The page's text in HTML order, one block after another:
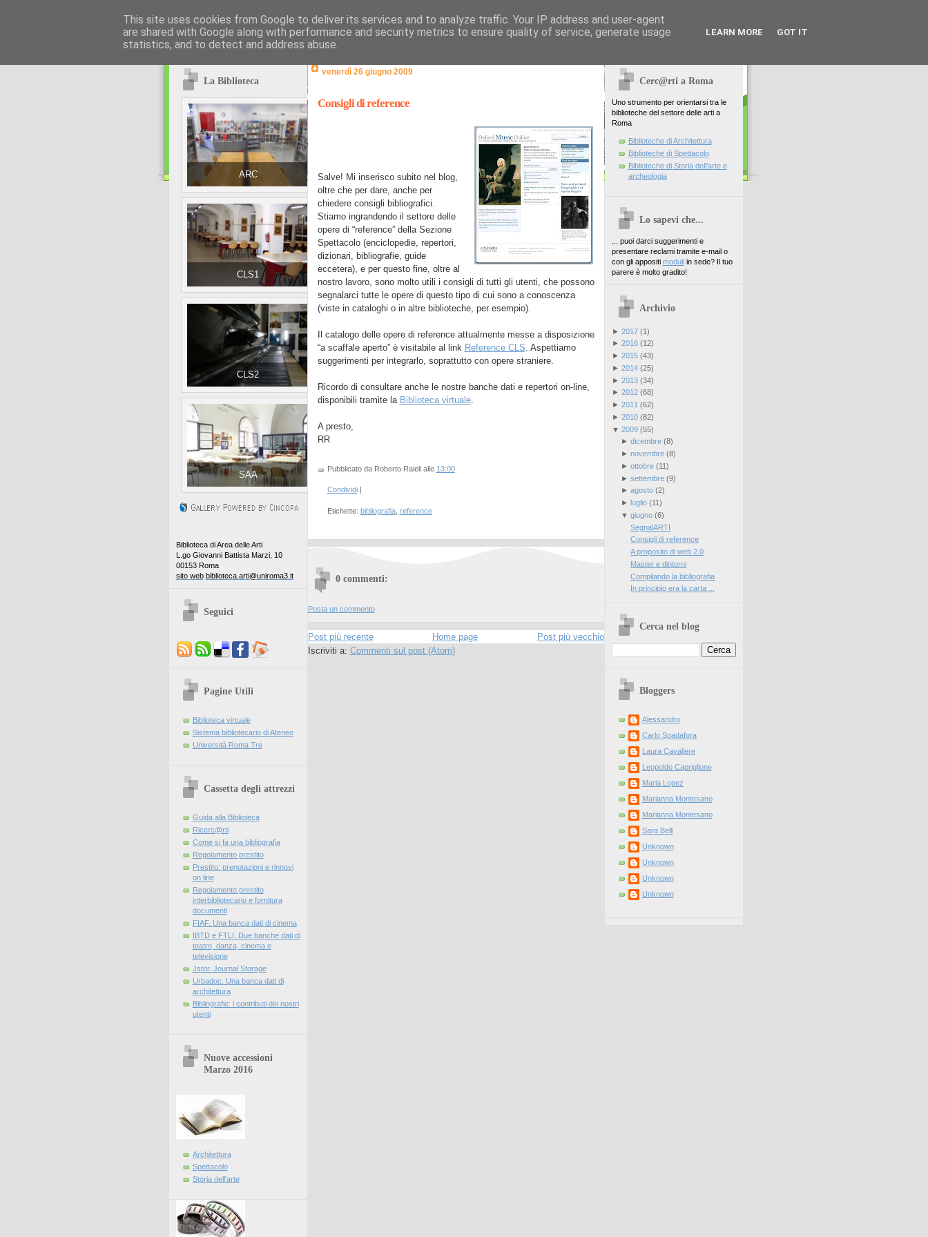
La Biblioteca
ARC
CLS1
CLS2
SAA
Biblioteca di Area delle Arti
L.go Giovanni Battista Marzi, 10
00153 Roma
sito web biblioteca.arti@uniroma3.it
Seguici
Pagine Utili
Biblioteca virtuale
Sistema bibliotecario di Ateneo
Università Roma Tre
Cassetta degli attrezzi
Guida alla Biblioteca
Ricerc@rti
Come si fa una bibliografia
Regolamento prestito
Prestito: prenotazioni e rinnovi
on line
Regolamento prestito
interbibliotecario e fornitura
documenti
FIAF. Una banca dati di cinema
IBTD e FTLI. Due banche dati di
teatro, danza, cinema e
televisione
Jstor. Journal Storage
Urbadoc. Una banca dati di
architettura
Bibliografie: i contributi dei nostri
utenti
Nuove accessioni
Marzo 2016
Architettura
Spettacolo
Storia dell'arte
venerdì 26 giugno 2009
Consigli di reference
Salve! Mi inserisco subito nel blog,
oltre che per dare, anche per
chiedere consigli bibliografici.
Stiamo ingrandendo il settore delle
opere di “reference” della Sezione
Spettacolo (enciclopedie, repertori,
dizionari, bibliografie, guide
eccetera), e per questo fine, oltre al
nostro lavoro, sono molto utili i consigli di tutti gli utenti, che possono
segnalarci tutte le opere di questo tipo di cui sono a conoscenza
(viste in cataloghi o in altre biblioteche, per esempio).
Il catalogo delle opere di reference attualmente messe a disposizione
“a scaffale aperto” è visitabile al link Reference CLS . Aspettiamo
suggerimenti per integrarlo, soprattutto con opere straniere.
Ricordo di consultare anche le nostre banche dati e repertori on-line,
disponibili tramite la Biblioteca virtuale.
A presto,
RR
Pubblicato da Roberto Raieli alle 13:00
Condividi
Etichette: bibliografia, reference
0 commenti:
Posta un commento
Post più recente Post più vecchio
Home page
Iscriviti a: Commenti sul post (Atom)
Cerc@rti a Roma
Uno strumento per orientarsi tra le
biblioteche del settore delle arti a
Roma
Biblioteche di Architettura
Biblioteche di Spettacolo
Biblioteche di Storia dell'arte e
archeologia
Lo sapevi che...
... puoi darci suggerimenti e
presentare reclami tramite e-mail o
con gli appositi moduliin sede? Il tuo
parere è molto gradito!
Archivio
► 2017(1)
► 2016(12)
► 2015(43)
► 2014(25)
► 2013(34)
► 2012(68)
► 2011 (62)
► 2010(82)
▼ 2009(55)
► dicembre(8)
► novembre(8)
► ottobre(11)
► settembre(9)
► agosto(2)
► luglio(11)
▼ giugno(6)
SegnalARTI
Consigli di reference
A proposito di web 2.0
Master e dintorni
Compilando la bibliografia
In principio era la carta ...
Cerca nel blog
Bloggers
Alessandro
Carlo Spadafora
Laura Cavaliere
Leopoldo Capriglione
Maria Lopez
Marianna Montesano
Marianna Montesano
Sara Belli
Unknown
Unknown
Unknown
Unknown
This site uses cookies from Google to deliver its services and to analyze traffic. Your IP address and user-agent
are shared with Google along with performance and security metrics to ensure quality of service, generate usage
statistics, and to detect and address abuse.
LEARN MORE GOT IT